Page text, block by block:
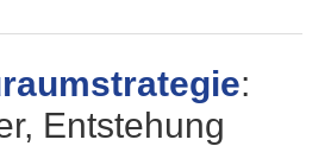
:
Entstehung